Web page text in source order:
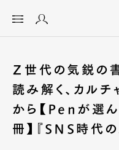
Ｚ世代の気鋭の
読み解く、カルチ
から【Penが選
冊】『SNS時代の